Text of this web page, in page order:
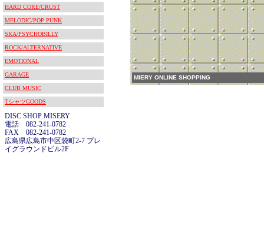
HARD CORE/CRUST
MELODIC/POP PUNK
SKA/PSYCHOBILLY
ROCK/ALTERNATIVE
EMOTIONAL
GARAGE
CLUB MUSIC
TシャツGOODS
DISC SHOP MISERY
電話 082-241-0782
FAX 082-241-0782
広島県広島市中区袋町2-7 プレ
イグラウンドビル2F
MIERY ONLINE SHOPPING